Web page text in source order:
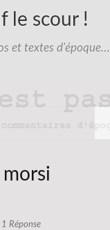
le scour !
et textes d'époque…
morsi
Réponse